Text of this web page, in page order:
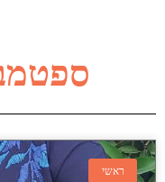
ספטמבר
ראשי